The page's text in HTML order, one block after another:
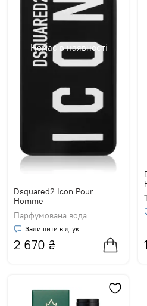
Немає в наявності
Dsquared2 Icon Pour
Homme
Парфумована вода
Залишити відгук
2 670 ₴